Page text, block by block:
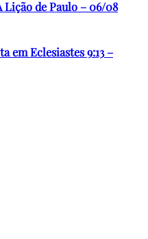
Lição de Paulo – 06/08
em Eclesiastes 9:13 –